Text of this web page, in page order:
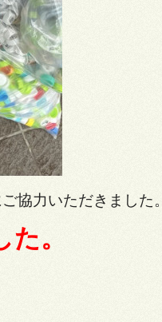
協力いただきました。
。